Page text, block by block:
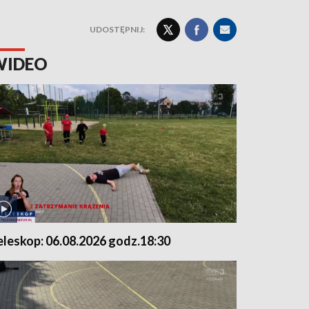
UDOSTĘPNIJ:
06.08.2026 godz.18:30